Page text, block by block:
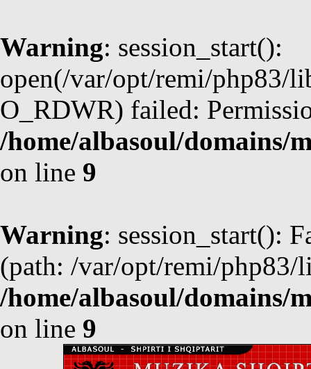
Warning: session_start():
open(/var/opt/remi/php83/
O_RDWR) failed:
/home/albasoul/domains/
on line 9
Warning: session_start():
(path: /var/opt/remi/php83/
/home/albasoul/domains/
on line 9